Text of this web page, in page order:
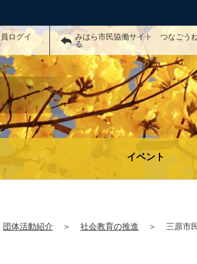
ログイ
みはら市民協働サイト つなごう
る
イベント
団体活動紹介 ＞ 社会教育の推進 ＞ 三原市